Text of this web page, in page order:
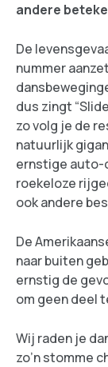
andere
De
nummer
dus zingt
zo volg je de
natuurlijk
ernstige auto-
roekeloze
ook andere
De
naar buiten
ernstig de
om geen deel
Wij raden je
zo’n stomme